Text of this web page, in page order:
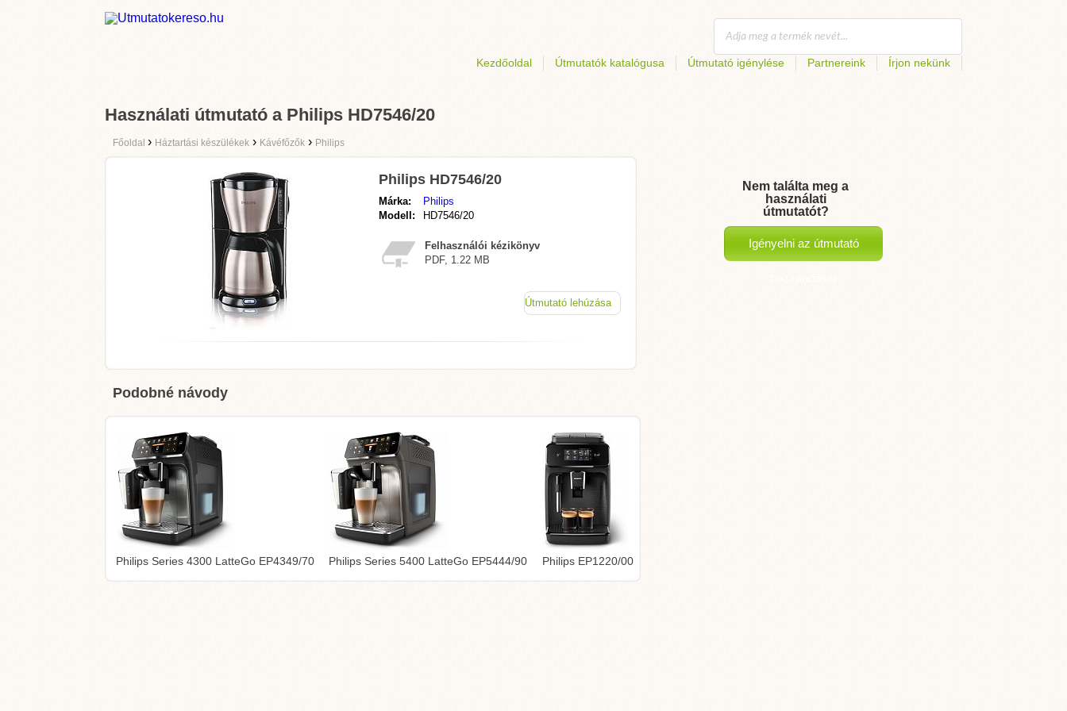
Kezdőoldal Útmutatók katalógusa Útmutató igénylése Partnereink Írjon nekünk
Használati útmutató a Philips HD7546/20
Főoldal › Háztartási készülékek › Kávéfőzők › Philips
Philips HD7546/20
Márka:
Philips
Modell:
HD7546/20
Felhasználói kézikönyv
PDF, 1.22 MB
Útmutató lehúzása
Podobné návody
Philips Series 4300 LatteGo EP4349/70 Philips Series 5400 LatteGo EP5444/90 Philips EP1220/00
Nem találta meg a
használati
útmutatót?
Igényelni az útmutató